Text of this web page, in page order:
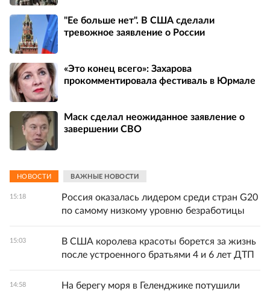
"Ее больше нет". В США сделали
тревожное заявление о России
«Это конец всего»: Захарова
прокомментировала фестиваль в Юрмале
Маск сделал неожиданное заявление о
завершении СВО
НОВОСТИ ВАЖНЫЕ НОВОСТИ
15:18
Россия оказалась лидером среди стран G20
по самому низкому уровню безработицы
15:03
В США королева красоты борется за жизнь
после устроенного братьями 4 и 6 лет ДТП
14:58
На берегу моря в Геленджике потушили